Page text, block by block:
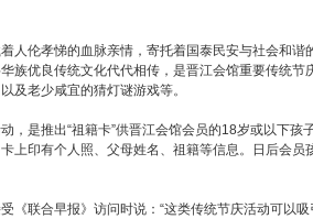
人伦孝悌的血脉亲情，寄托着国泰民安与社会和谐
族优良传统文化代代相传，是晋江会馆重要传统节
及老少咸宜的猜灯谜游戏等。
，是推出“祖籍卡”供晋江会馆会员的18岁或以下孩
上印有个人照、父母姓名、祖籍等信息。日后会员
《联合早报》访问时说：“这类传统节庆活动可以